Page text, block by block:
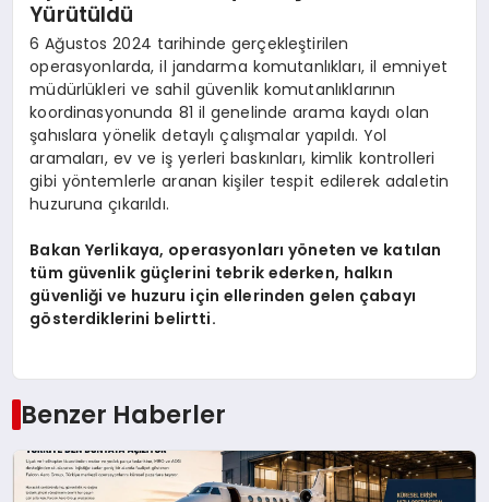
Yürütüldü
6 Ağustos 2024 tarihinde gerçekleştirilen
operasyonlarda, il jandarma komutanlıkları, il emniyet
müdürlükleri ve sahil güvenlik komutanlıklarının
koordinasyonunda 81 il genelinde arama kaydı olan
şahıslara yönelik detaylı çalışmalar yapıldı. Yol
aramaları, ev ve iş yerleri baskınları, kimlik kontrolleri
gibi yöntemlerle aranan kişiler tespit edilerek adaletin
huzuruna çıkarıldı.
Bakan Yerlikaya, operasyonları yöneten ve katılan
tüm güvenlik güçlerini tebrik ederken, halkın
güvenliği ve huzuru için ellerinden gelen çabayı
gösterdiklerini belirtti.
Benzer Haberler